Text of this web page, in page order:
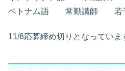
ベトナム語 常勤講師 若
11/6応募締め切りとなっていま